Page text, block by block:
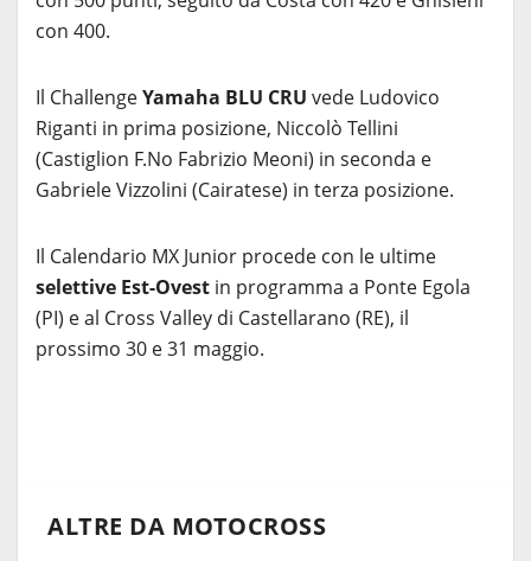
con 400.
Il ChallengeYamaha BLU CRU vede Ludovico
Riganti in prima posizione, Niccolò Tellini
(Castiglion F.No Fabrizio Meoni) in seconda e
Gabriele Vizzolini (Cairatese) in terza posizione.
Il Calendario MX Junior procede con le ultime
selettive Est-Ovest in programma a Ponte Egola
(PI) e al Cross Valley di Castellarano (RE), il
prossimo 30 e 31 maggio.
ALTRE DA MOTOCROSS